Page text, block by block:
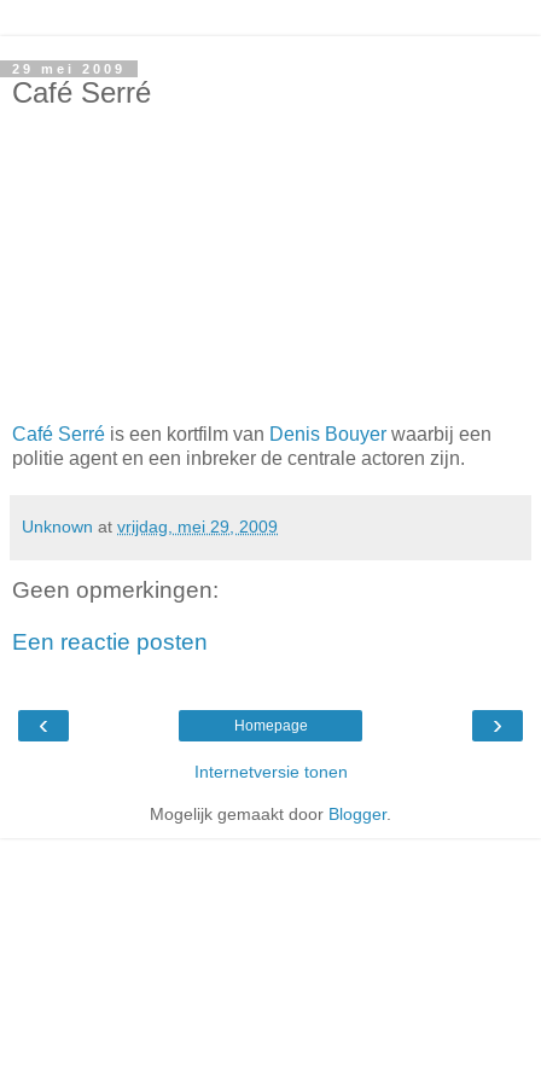
29 mei 2009
Café Serré
Café Serré is een kortfilm van Denis Bouyer waarbij een
politie agent en een inbreker de centrale actoren zijn.
Unknown at vrijdag, mei 29, 2009
Geen opmerkingen:
Een reactie posten
‹ ›
Homepage
Internetversie tonen
Mogelijk gemaakt door Blogger.